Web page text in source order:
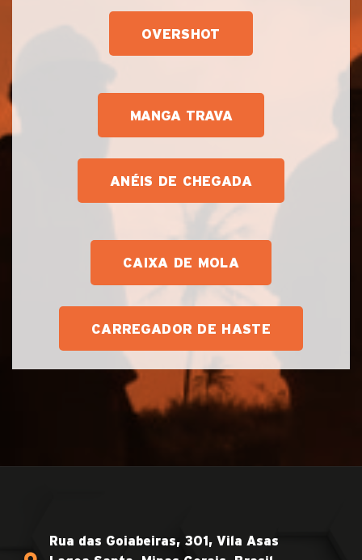
OVERSHOT
MANGA TRAVA
ANÉIS DE CHEGADA
CAIXA DE MOLA
CARREGADOR DE HASTE
Rua das Goiabeiras, 301, Vila Asas